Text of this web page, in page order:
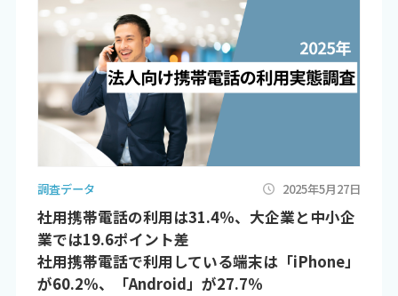
調査データ 2025年5月27日
社用携帯電話の利用は31.4％、大企業と中小企
業では19.6ポイント差
社用携帯電話で利用している端末は「iPhone」
が60.2％、「Android」が27.7％